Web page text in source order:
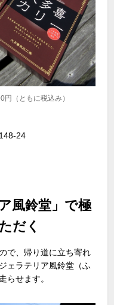
（ともに税込み）
24
風鈴堂」で極
だく
で、帰り道に立ち寄れ
ェラテリア風鈴堂（ふ
らせます。